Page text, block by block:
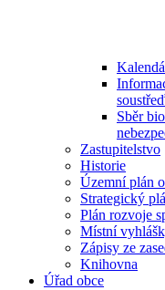
Sběr
Zastupitelstvo
Historie
Územní plán
Strategický
Plán rozvoje
Místní
Zápisy ze
Knihovna
Úřad obce